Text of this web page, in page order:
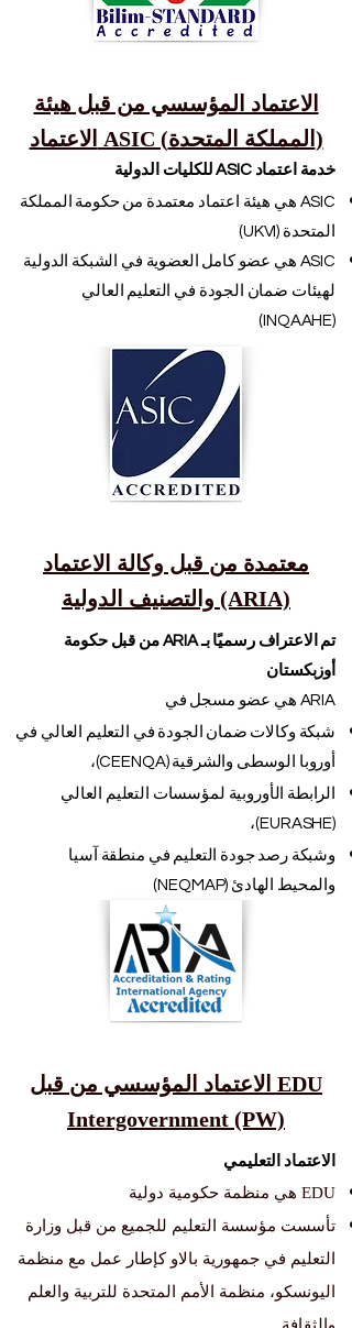
الاعتماد المؤسسي من قبل هيئة
الاعتماد ASIC (المملكة المتحدة)
خدمة اعتماد ASIC للكليات الدولية
ASIC هي هيئة اعتماد معتمدة من حكومة المملكة
المتحدة (UKVI)
ASIC هي عضو كامل العضوية في الشبكة الدولية
لهيئات ضمان الجودة في التعليم العالي
(INQAAHE)
معتمدة من قبل وكالة الاعتماد
والتصنيف الدولية (ARIA)
تم الاعتراف رسميًا بـ ARIA من قبل حكومة
أوزبكستان
ARIA هي عضو مسجل في
شبكة وكالات ضمان الجودة في التعليم العالي في
أوروبا الوسطى والشرقية (CEENQA)،
الرابطة الأوروبية لمؤسسات التعليم العالي
(EURASHE)،
وشبكة رصد جودة التعليم في منطقة آسيا
والمحيط الهادئ (NEQMAP)
الاعتماد المؤسسي من قبل EDU
Intergovernment (PW)
الاعتماد التعليمي
EDU هي منظمة حكومية دولية
تأسست مؤسسة التعليم للجميع من قبل وزارة
التعليم في جمهورية بالاو كإطار عمل مع منظمة
اليونسكو، منظمة الأمم المتحدة للتربية والعلم